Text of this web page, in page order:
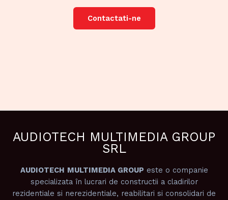
Contactati-ne
AUDIOTECH MULTIMEDIA GROUP
SRL
AUDIOTECH MULTIMEDIA GROUP este o companie
specializata în lucrari de constructii a cladirilor
rezidentiale si nerezidentiale, reabilitari si consolidari de